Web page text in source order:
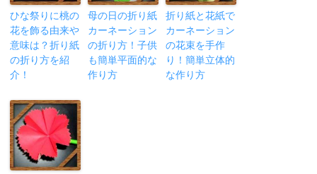
ひな祭りに桃の
花を飾る由来や
意味は？折り紙
の折り方を紹
介！
母の日の折り紙
カーネーション
の折り方！子供
も簡単平面的な
作り方
折り紙と花紙で
カーネーション
の花束を手作
り！簡単立体的
な作り方